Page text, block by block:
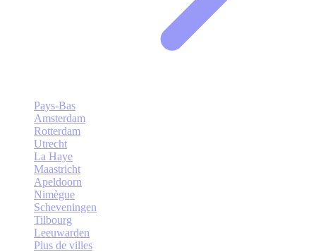
Pays-Bas
Amsterdam
Rotterdam
Utrecht
La Haye
Maastricht
Apeldoorn
Nimègue
Scheveningen
Tilbourg
Leeuwarden
Plus de villes